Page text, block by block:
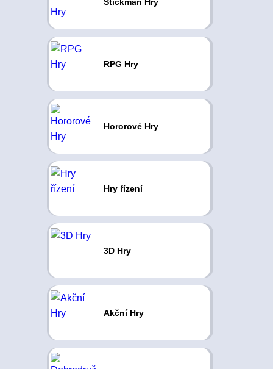
RPG Hry
Hororové Hry
Hry řízení
3D Hry
Akční Hry